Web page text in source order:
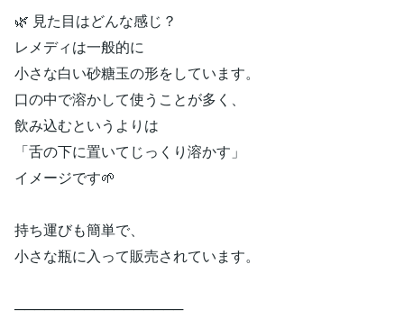
🌿 見た目はどんな感じ？
レメディは一般的に
小さな白い砂糖玉の形をしています。
口の中で溶かして使うことが多く、
飲み込むというよりは
「舌の下に置いてじっくり溶かす」
イメージです🌱
持ち運びも簡単で、
小さな瓶に入って販売されています。
─────────────────